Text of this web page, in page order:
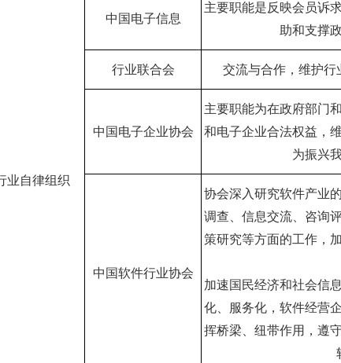
业自律组织
中国电子信息
主要职能是反映会员诉
助和支撑
行业联合会 交流与合作，维护行
中国电子企业协会
主要职能为在政府部门
和电子企业合法权益，
为振兴
中国软件行业协会
协会深入研究软件产业
调查、信息交流、咨询
策研究等方面的工作，
加速国民经济和社会信
化、服务化，软件经营
挥桥梁、纽带作用，遵